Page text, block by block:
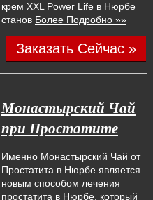
крем XXL Power Life в Нюрбе
станов Более Подробно »»
Заказать Сейчас »
Монастырский Чай
при Простатите
Именно Монастырский Чай от
Простатита в Нюрбе является
новым способом лечения
простатита в Нюрбе, который